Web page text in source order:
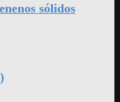
sólidos